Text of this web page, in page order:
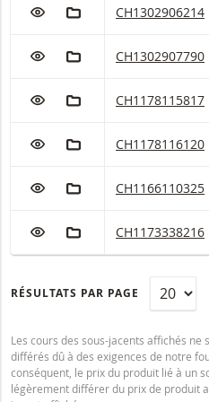
AJOUTER À LA LISTE DE SUIVI
AJOUTER AUWalt Disney
CH1302906214
AJOUTER À LA LISTE DE SUIVI
AJOUTER AUWalt Disney
CH1302907790
AJOUTER À LA LISTE DE SUIVI
AJOUTER AUWalt Disney
CH1178115817
AJOUTER À LA LISTE DE SUIVI
AJOUTER AUWalt Disney
CH1178116120
AJOUTER À LA LISTE DE SUIVI
AJOUTER AUWalt Disney
CH1166110325
AJOUTER À LA LISTE DE SUIVI
AJOUTER AUWalt Disney
CH1173338216
RÉSULTATS PAR PAGE
Les cours des sous-jacents affichés ne
différés dû à des exigences de notre
conséquent, le prix du produit lié à un
légèrement différer du prix de produit